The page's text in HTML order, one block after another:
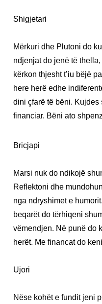
Shigjetari
Mërkuri dhe Plutoni do
ndjenjat do jenë të
kërkon thjesht t’iu bëjë
here herë edhe
dini çfarë të bëni.
financiar. Bëni ato
Bricjapi
Marsi nuk do ndikojë
Reflektoni dhe
nga ndryshimet e
beqarët do tërhiqeni
vëmendjen. Në punë do
herët. Me financat do
Ujori
Nëse kohët e fundit jeni